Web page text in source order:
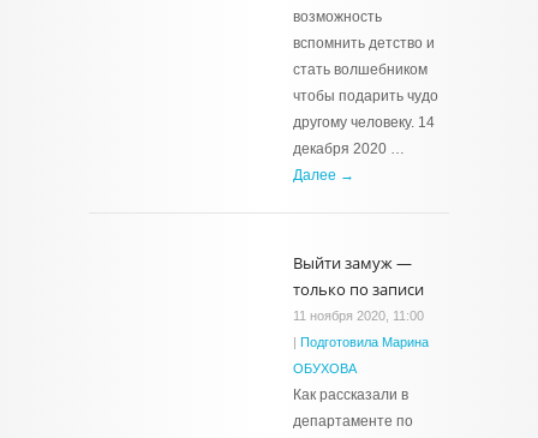
возможность
вспомнить детство и
стать волшебником
чтобы подарить чудо
другому человеку. 14
декабря 2020 …
Далее →
Выйти замуж —
только по записи
11 ноября 2020, 11:00
| Подготовила Марина
ОБУХОВА
Как рассказали в
департаменте по